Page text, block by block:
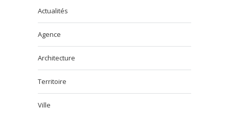
Actualités
Agence
Architecture
Territoire
Ville